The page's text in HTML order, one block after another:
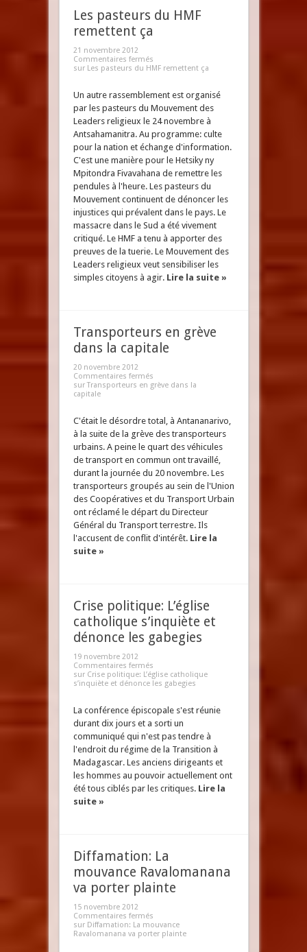
Les pasteurs du HMF
remettent ça
21 novembre 2012
Commentaires fermés
sur Les pasteurs du HMF remettent ça
Un autre rassemblement est organisé
par les pasteurs du Mouvement des
Leaders religieux le 24 novembre à
Antsahamanitra. Au programme: culte
pour la nation et échange d'information.
C'est une manière pour le Hetsiky ny
Mpitondra Fivavahana de remettre les
pendules à l'heure. Les pasteurs du
Mouvement continuent de dénoncer les
injustices qui prévalent dans le pays. Le
massacre dans le Sud a été vivement
critiqué. Le HMF a tenu à apporter des
preuves de la tuerie. Le Mouvement des
Leaders religieux veut sensibiliser les
simples citoyens à agir. Lire la suite »
Transporteurs en grève
dans la capitale
20 novembre 2012
Commentaires fermés
sur Transporteurs en grève dans la
capitale
C'était le désordre total, à Antananarivo,
à la suite de la grève des transporteurs
urbains. A peine le quart des véhicules
de transport en commun ont travaillé,
durant la journée du 20 novembre. Les
transporteurs groupés au sein de l'Union
des Coopératives et du Transport Urbain
ont réclamé le départ du Directeur
Général du Transport terrestre. Ils
l'accusent de conflit d'intérêt. Lire la
suite »
Crise politique: L’église
catholique s’inquiète et
dénonce les gabegies
19 novembre 2012
Commentaires fermés
sur Crise politique: L’église catholique
s’inquiète et dénonce les gabegies
La conférence épiscopale s'est réunie
durant dix jours et a sorti un
communiqué qui n'est pas tendre à
l'endroit du régime de la Transition à
Madagascar. Les anciens dirigeants et
les hommes au pouvoir actuellement ont
été tous ciblés par les critiques. Lire la
suite »
Diffamation: La
mouvance Ravalomanana
va porter plainte
15 novembre 2012
Commentaires fermés
sur Diffamation: La mouvance
Ravalomanana va porter plainte